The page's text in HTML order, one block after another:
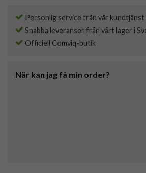
Personlig service från vår kundtjänst
Snabba leveranser från vårt lager i
Officiell Comviq-butik
När kan jag få min order?